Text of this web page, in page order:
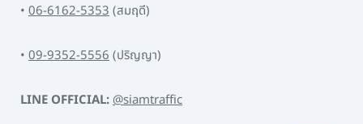
• 06-6162-5353(สมฤดี)
• 09-9352-5556(ปริญญา)
LINE OFFICIAL:@siamtraffic